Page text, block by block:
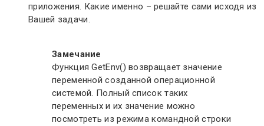
приложения. Какие именно – решайте сами исходя из
Вашей задачи.
Замечание
Функция GetEnv() возвращает значение
переменной созданной операционной
системой. Полный список таких
переменных и их значение можно
посмотреть из режима командной строки